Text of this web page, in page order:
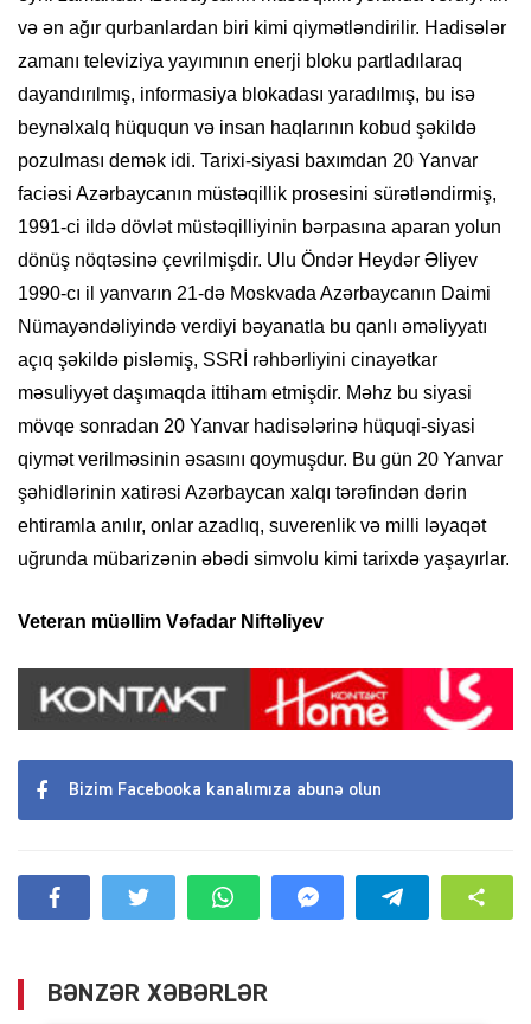
və ən ağır qurbanlardan biri kimi qiymətləndirilir. Hadisələr
zamanı televiziya yayımının enerji bloku partladılaraq
dayandırılmış, informasiya blokadası yaradılmış, bu isə
beynəlxalq hüququn və insan haqlarının kobud şəkildə
pozulması demək idi. Tarixi-siyasi baxımdan 20 Yanvar
faciəsi Azərbaycanın müstəqillik prosesini sürətləndirmiş,
1991-ci ildə dövlət müstəqilliyinin bərpasına aparan yolun
dönüş nöqtəsinə çevrilmişdir. Ulu Öndər Heydər Əliyev
1990-cı il yanvarın 21-də Moskvada Azərbaycanın Daimi
Nümayəndəliyində verdiyi bəyanatla bu qanlı əməliyyatı
açıq şəkildə pisləmiş, SSRİ rəhbərliyini cinayətkar
məsuliyyət daşımaqda ittiham etmişdir. Məhz bu siyasi
mövqe sonradan 20 Yanvar hadisələrinə hüquqi-siyasi
qiymət verilməsinin əsasını qoymuşdur. Bu gün 20 Yanvar
şəhidlərinin xatirəsi Azərbaycan xalqı tərəfindən dərin
ehtiramla anılır, onlar azadlıq, suverenlik və milli ləyaqət
uğrunda mübarizənin əbədi simvolu kimi tarixdə yaşayırlar.
Veteran müəllim Vəfadar Niftəliyev
Bizim Facebooka kanalımıza abunə olun
BƏNZƏR XƏBƏRLƏR